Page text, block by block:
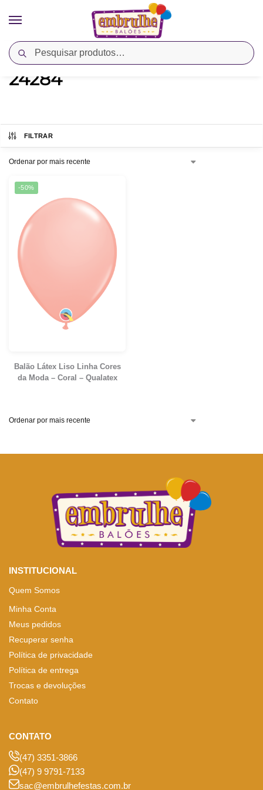
Pesquisar
Início Produtos marcados com a tag “24284”
24284
FILTRAR
-50%
Balão Látex Liso Linha Cores
da Moda – Coral – Qualatex
INSTITUCIONAL
Quem Somos
Minha Conta
Meus pedidos
Recuperar senha
Política de privacidade
Política de entrega
Trocas e devoluções
Contato
CONTATO
(47) 3351-3866
(47) 9 9791-7133
sac@embrulhefestas.com.br